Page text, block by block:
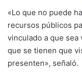
«Lo que no puede
recursos públicos
vinculado a que sea
que se tienen que
presenten», señaló.